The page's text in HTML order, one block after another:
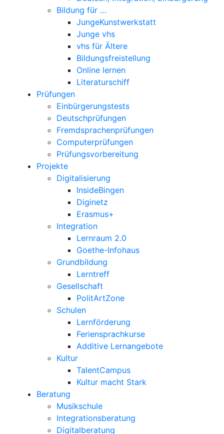
Bildung für …
JungeKunstwerkstatt
Junge vhs
vhs für Ältere
Bildungsfreistellung
Online lernen
Literaturschiff
Prüfungen
Einbürgerungstests
Deutschprüfungen
Fremdsprachenprüfungen
Computerprüfungen
Prüfungsvorbereitung
Projekte
Digitalisierung
InsideBingen
Diginetz
Erasmus+
Integration
Lernraum 2.0
Goethe-Infohaus
Grundbildung
Lerntreff
Gesellschaft
PolitArtZone
Schulen
Lernförderung
Feriensprachkurse
Additive Lernangebote
Kultur
TalentCampus
Kultur macht Stark
Beratung
Musikschule
Integrationsberatung
Digitalberatung